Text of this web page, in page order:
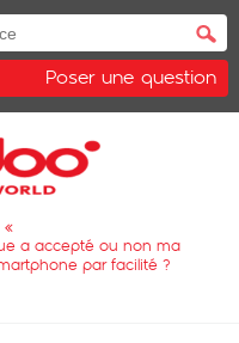
Poser une question
«
a accepté ou non ma
par facilité ?